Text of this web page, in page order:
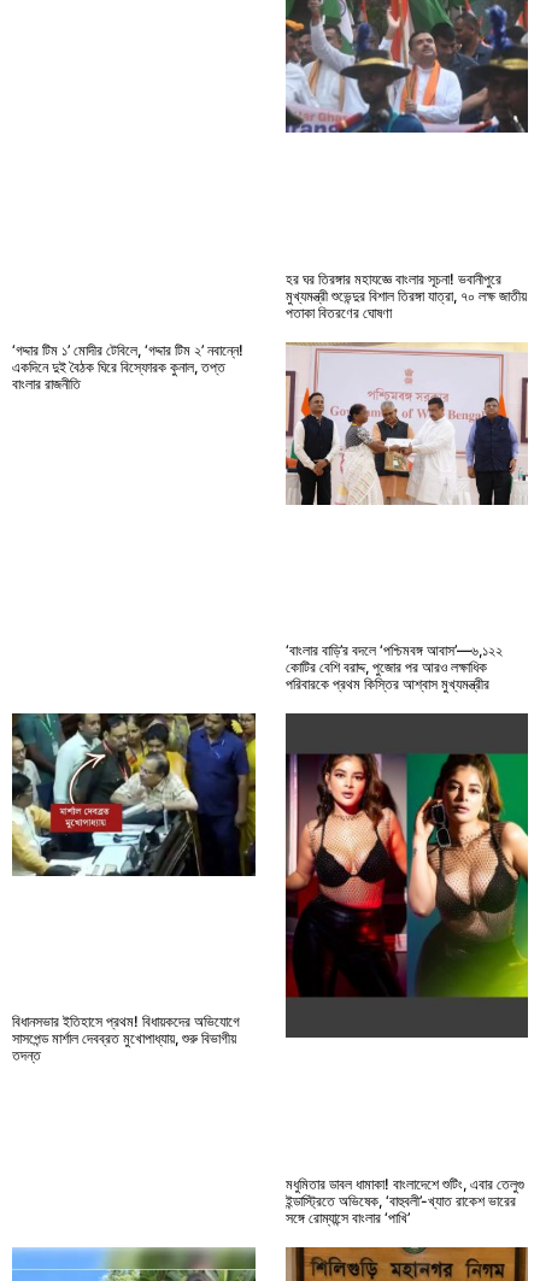
হর ঘর তিরঙ্গার মহাযজ্ঞে বাংলার সূচনা! ভবানীপুরে
মুখ্যমন্ত্রী শুভেন্দুর বিশাল তিরঙ্গা যাত্রা, ৭০ লক্ষ জাতীয়
পতাকা বিতরণের ঘোষণা
‘গদ্দার টিম ১’ মোদীর টেবিলে, ‘গদ্দার টিম ২’ নবান্নে!
একদিনে দুই বৈঠক ঘিরে বিস্ফোরক কুনাল, তপ্ত
বাংলার রাজনীতি
‘বাংলার বাড়ি’র বদলে ‘পশ্চিমবঙ্গ আবাস’—৬,১২২
কোটির বেশি বরাদ্দ, পুজোর পর আরও লক্ষাধিক
পরিবারকে প্রথম কিস্তির আশ্বাস মুখ্যমন্ত্রীর
বিধানসভার ইতিহাসে প্রথম! বিধায়কদের অভিযোগে
সাসপেন্ড মার্শাল দেবব্রত মুখোপাধ্যায়, শুরু বিভাগীয়
তদন্ত
মধুমিতার ডাবল ধামাকা! বাংলাদেশে শুটিং, এবার তেলুগু
ইন্ডাস্ট্রিতে অভিষেক, ‘বাহুবলী’-খ্যাত রাকেশ ভারের
সঙ্গে রোম্যান্সে বাংলার ‘পাখি’